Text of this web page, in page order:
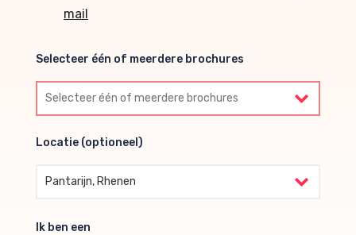
mail
Selecteer één of meerdere brochures
Selecteer één of meerdere brochures
Locatie (optioneel)
Locatie (optioneel)
Pantarijn, Rhenen
Ik ben een